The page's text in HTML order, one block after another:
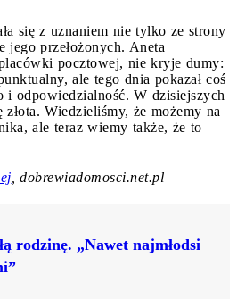
się z uznaniem nie tylko ze strony
przełożonych. Aneta
pocztowej, nie kryje dumy:
ale tego dnia pokazał coś
i odpowiedzialność. W dzisiejszych
Wiedzieliśmy, że możemy na
ale teraz wiemy także, że to
, dobrewiadomosci.net.pl
rodzinę. „Nawet najmłodsi